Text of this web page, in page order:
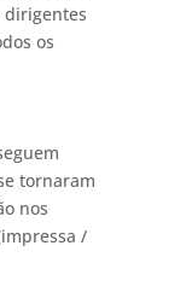
dirigentes
os
tornaram
nos
/